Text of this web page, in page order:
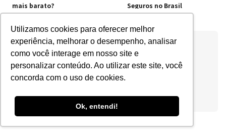
Utilizamos cookies para oferecer melhor
experiência, melhorar o desempenho, analisar
como você interage em nosso site e
personalizar conteúdo. Ao utilizar este site, você
concorda com o uso de cookies.
Ok, entendi!
mais barato?
Seguros no Brasil